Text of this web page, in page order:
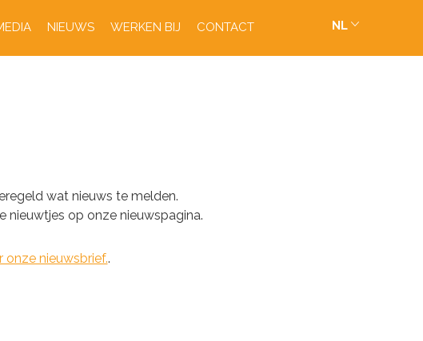
NIEUWS WERKEN BIJ CONTACT NL
wat nieuws te melden.
nieuwtjes op onze nieuwspagina.
onze nieuwsbrief..